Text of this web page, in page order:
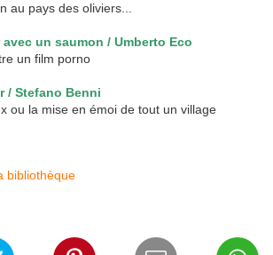
au pays des oliviers...
un saumon / Umberto Eco
un film porno
/ Stefano Benni
ou la mise en émoi de tout un village
bibliothèque